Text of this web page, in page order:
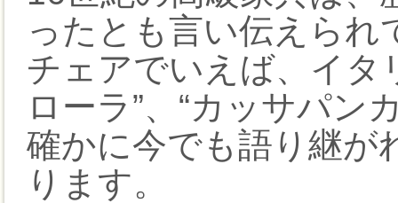
ったとも言い伝えられ
チェアでいえば、イタ
ローラ”、“カッサパン
確かに今でも語り継が
ります。